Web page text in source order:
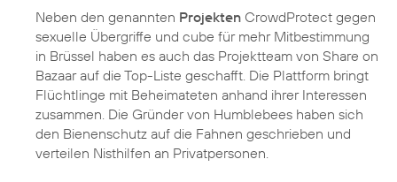
Neben den genannten Projekten CrowdProtect gegen
sexuelle Übergriffe und cube für mehr Mitbestimmung
in Brüssel haben es auch das Projektteam von Share on
Bazaar auf die Top-Liste geschafft. Die Plattform bringt
Flüchtlinge mit Beheimateten anhand ihrer Interessen
zusammen. Die Gründer von Humblebees haben sich
den Bienenschutz auf die Fahnen geschrieben und
verteilen Nisthilfen an Privatpersonen.